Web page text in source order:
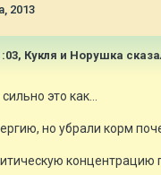
2013
Кукля и Норушка
это как...
но убрали корм
концентрацию